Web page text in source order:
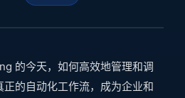
的今天，如何高效地管理和调
的自动化工作流，成为企业和